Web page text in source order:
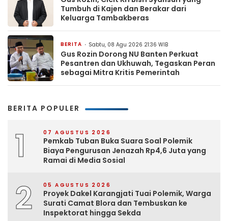
Tumbuh di Kajen dan Berakar dari
Keluarga Tambakberas
BERITA Sabtu, 08 Agu 2026 21:36 WIB
Gus Rozin Dorong NU Banten Perkuat
Pesantren dan Ukhuwah, Tegaskan Peran
sebagai Mitra Kritis Pemerintah
BERITA POPULER
1 07 AGUSTUS 2026
Pemkab Tuban Buka Suara Soal Polemik
Biaya Pengurusan Jenazah Rp4,6 Juta yang
Ramai di Media Sosial
2 05 AGUSTUS 2026
Proyek Dakel Karangjati Tuai Polemik, Warga
Surati Camat Blora dan Tembuskan ke
Inspektorat hingga Sekda